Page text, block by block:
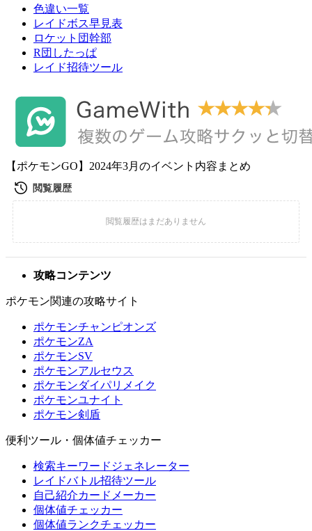
色違い一覧
レイドボス早見表
ロケット団幹部
R団したっぱ
レイド招待ツール
【ポケモンGO】2024年3月のイベント内容まとめ
攻略コンテンツ
ポケモン関連の攻略サイト
ポケモンチャンピオンズ
ポケモンZA
ポケモンSV
ポケモンアルセウス
ポケモンダイパリメイク
ポケモンユナイト
ポケモン剣盾
便利ツール・個体値チェッカー
検索キーワードジェネレーター
レイドバトル招待ツール
自己紹介カードメーカー
個体値チェッカー
個体値ランクチェッカー